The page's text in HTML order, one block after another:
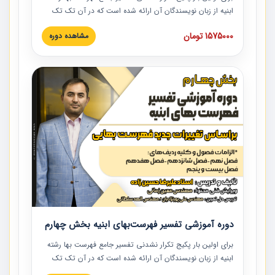
ابنیه از زبان نویسندگان آن ارائه شده است که در آن تک تک
ردیف ها و مطالب فهرست بها تفسیر و ارائه شده است. این
دوره به صورت کامل تصویری بوده و به همراه تصاویر عملیات
دوره با کلام مهندس علیرضاحسین‌زاده مدیر پروژه مهندسی
مشاور در امر بازنگری فهرست بها رشته ابنیه ارائه شده و به تمام
همکارانی که در حوزه صنعت ساخت در حال فعالیت هستند حتما
توصیه می کنیم از مطالب این دوره استفاده نمایند.
1575000 تومان مشاهده دوره
دوره آموزشی تفسیر فهرست‌بهای ابنیه بخش چهارم
برای اولین بار پکیج تکرار نشدنی تفسیر جامع فهرست بها رشته
ابنیه از زبان نویسندگان آن ارائه شده است که در آن تک تک
ردیف ها و مطالب فهرست بها تفسیر و ارائه شده است. این